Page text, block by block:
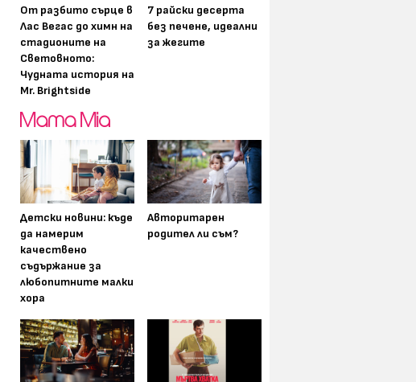
От разбито сърце в
Лас Вегас до химн на
стадионите на
Световното:
Чудната история на
Mr. Brightside
7 райски десерта
без печене, идеални
за жегите
Детски новини: къде
да намерим
качествено
съдържание за
любопитните малки
хора
Авторитарен
родител ли съм?